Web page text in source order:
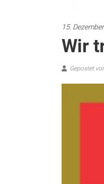
15.
Wir
Gepostet